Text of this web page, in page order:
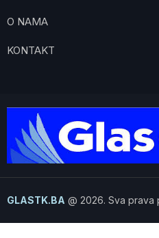
O NAMA
KONTAKT
GLASTK.BA @ 2026. Sva